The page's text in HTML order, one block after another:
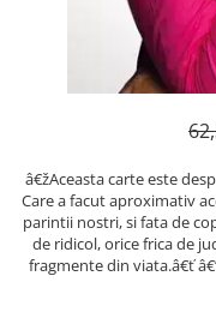
ScienceConnection
Sanatate
Diete
Gastronomik
â€žAceasta carte este
Care a facut aproximativ
parintii nostri, si fata de
de ridicol, orice frica de
fragmente din viata.â€ť